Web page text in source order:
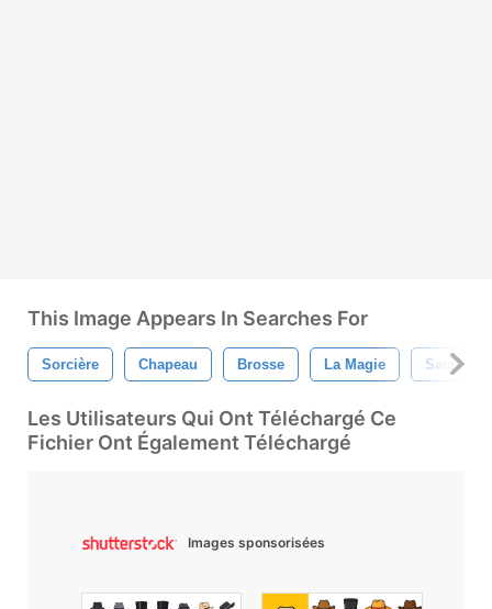
This Image Appears In Searches For
Sorcière Chapeau Brosse La Magie Sacré
Les Utilisateurs Qui Ont Téléchargé Ce
Fichier Ont Également Téléchargé
Images sponsorisées